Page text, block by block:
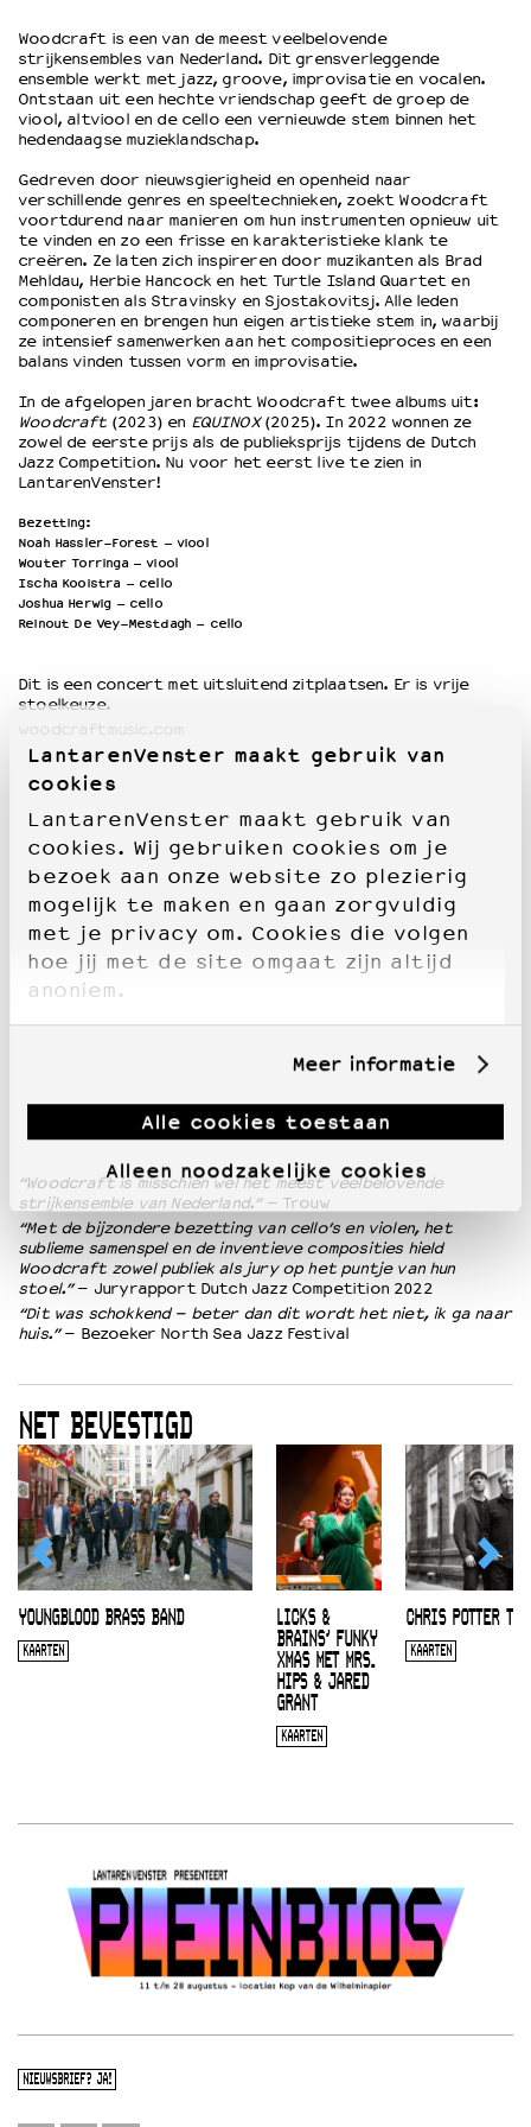
LantarenVenster maakt gebruik van
cookies
LantarenVenster maakt gebruik van
cookies. Wij gebruiken cookies om je
bezoek aan onze website zo plezierig
mogelijk te maken en gaan zorgvuldig
met je privacy om. Cookies die volgen
hoe jij met de site omgaat zijn altijd
anoniem.
Meer informatie
Alle cookies toestaan
Alleen noodzakelijke cookies
OVER LANTARENVENSTER
Wat we doen
Werken bij
Wie is wie
Word vriend
Historie
Partners
Huisregels
Privacyverklaring
Integriteits- en gedragscode
Duurzaamheid
Ruimte voor artistieke vrijheid – VNPF
Woodcraft is een van de meest veelbelovende
strijkensembles van Nederland. Dit grensverleggende
ensemble werkt met jazz, groove, improvisatie en vocalen.
Ontstaan uit een hechte vriendschap geeft de groep de
viool, altviool en de cello een vernieuwde stem binnen het
hedendaagse muzieklandschap.
Gedreven door nieuwsgierigheid en openheid naar
verschillende genres en speeltechnieken, zoekt Woodcraft
voortdurend naar manieren om hun instrumenten opnieuw uit
te vinden en zo een frisse en karakteristieke klank te
creëren. Ze laten zich inspireren door muzikanten als Brad
Mehldau, Herbie Hancock en het Turtle Island Quartet en
componisten als Stravinsky en Sjostakovitsj. Alle leden
componeren en brengen hun eigen artistieke stem in, waarbij
ze intensief samenwerken aan het compositieproces en een
balans vinden tussen vorm en improvisatie.
In de afgelopen jaren bracht Woodcraft twee albums uit:
Woodcraft (2023) en EQUINOX(2025). In 2022 wonnen ze
zowel de eerste prijs als de publieksprijs tijdens de Dutch
Jazz Competition. Nu voor het eerst live te zien in
LantarenVenster!
Bezetting:
Noah Hassler-Forest – viool
Wouter Torringa – viool
Ischa Kooistra – cello
Joshua Herwig – cello
Reinout De Vey-Mestdagh – cello
Dit is een concert met uitsluitend zitplaatsen. Er is vrije
stoelkeuze.
woodcraftmusic.com
“Woodcraft is misschien wel het meest veelbelovende
strijkensemble van Nederland.”– Trouw
“Met de bijzondere bezetting van cello’s en violen, het
sublieme samenspel en de inventieve composities hield
Woodcraft zowel publiek als jury op het puntje van hun
stoel.”– Juryrapport Dutch Jazz Competition 2022
“Dit was schokkend – beter dan dit wordt het niet, ik ga naar
huis.”– Bezoeker North Sea Jazz Festival
NET BEVESTIGD
YOUNGBLOOD BRASS BAND
KAARTEN
LICKS &
BRAINS’ FUNKY
XMAS MET MRS.
HIPS & JARED
GRANT
KAARTEN
CHRIS POTTER
KAARTEN
NIEUWSBRIEF? JA!